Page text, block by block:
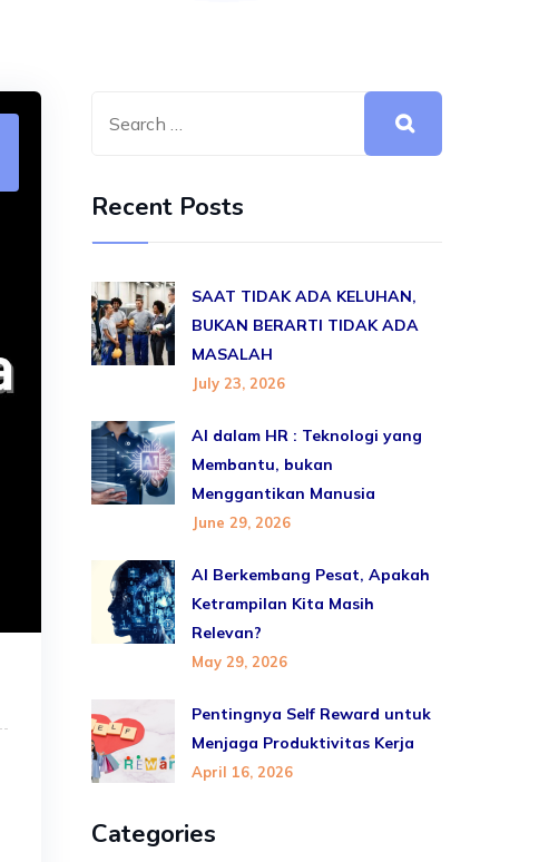
Recent Posts
SAAT TIDAK ADA KELUHAN,
BUKAN BERARTI TIDAK ADA
MASALAH
July 23, 2026
AI dalam HR : Teknologi yang
Membantu, bukan
Menggantikan Manusia
June 29, 2026
AI Berkembang Pesat, Apakah
Ketrampilan Kita Masih
Relevan?
May 29, 2026
Pentingnya Self Reward untuk
Menjaga Produktivitas Kerja
April 16, 2026
Categories